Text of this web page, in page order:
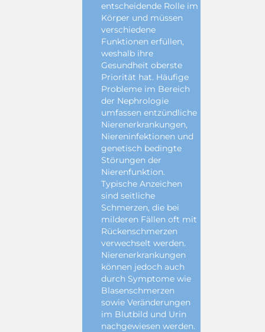
entscheidende Rolle im
Körper und müssen
verschiedene
Funktionen erfüllen,
weshalb ihre
Gesundheit oberste
Priorität hat. Häufige
Probleme im Bereich
der Nephrologie
umfassen entzündliche
Nierenerkrankungen,
Niereninfektionen und
genetisch bedingte
Störungen der
Nierenfunktion.
Typische Anzeichen
sind seitliche
Schmerzen, die bei
milderen Fällen oft mit
Rückenschmerzen
verwechselt werden.
Nierenerkrankungen
können jedoch auch
durch Symptome wie
Blasenschmerzen
sowie Veränderungen
im Blutbild und Urin
nachgewiesen werden.